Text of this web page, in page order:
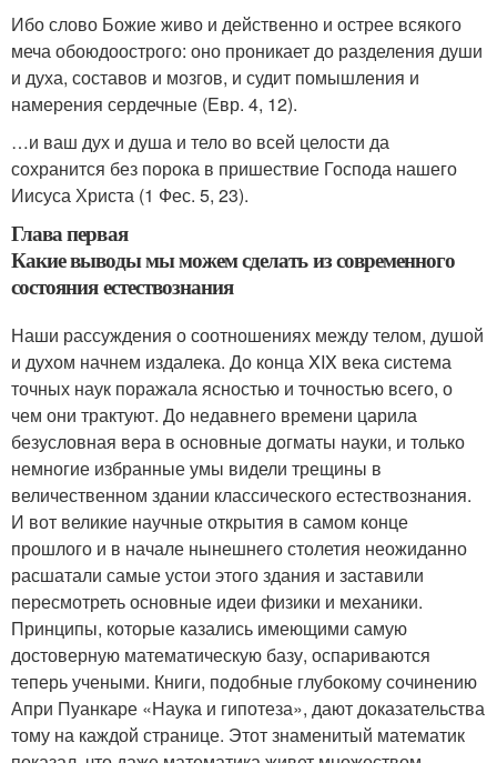
Ибо слово Божие живо и действенно и острее всякого
меча обоюдоострого: оно проникает до разделения души
и духа, составов и мозгов, и судит помышления и
намерения сердечные (Евр. 4, 12).
…и ваш дух и душа и тело во всей целости да
сохранится без порока в пришествие Господа нашего
Иисуса Христа (1 Фес. 5, 23).
Глава первая
Какие выводы мы можем сделать из современного
состояния естествознания
Наши рассуждения о соотношениях между телом, душой
и духом начнем издалека. До конца XIX века система
точных наук поражала ясностью и точностью всего, о
чем они трактуют. До недавнего времени царила
безусловная вера в основные догматы науки, и только
немногие избранные умы видели трещины в
величественном здании классического естествознания.
И вот великие научные открытия в самом конце
прошлого и в начале нынешнего столетия неожиданно
расшатали самые устои этого здания и заставили
пересмотреть основные идеи физики и механики.
Принципы, которые казались имеющими самую
достоверную математическую базу, оспариваются
теперь учеными. Книги, подобные глубокому сочинению
Апри Пуанкаре «Наука и гипотеза», дают доказательства
тому на каждой странице. Этот знаменитый математик